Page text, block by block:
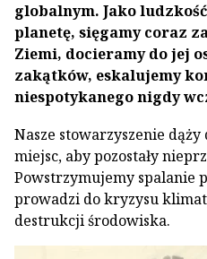
globalnym. Jako ludzkość
planetę, sięgamy coraz
Ziemi, docieramy do jej
zakątków, eskalujemy
niespotykanego nigdy
Nasze stowarzyszenie
miejsc, aby pozostały
Powstrzymujemy spalanie
prowadzi do kryzysu
destrukcji środowiska.